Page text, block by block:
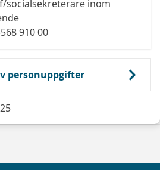
socialsekreterare inom
910 00
personuppgifter